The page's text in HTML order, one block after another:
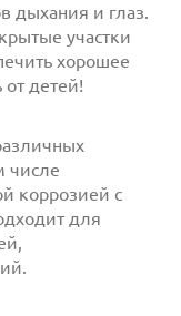
дыхания и глаз.
участки
хорошее
детей!
числе
коррозией с
для